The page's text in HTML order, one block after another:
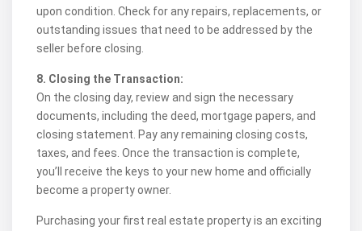
upon condition. Check for any repairs, replacements, or
outstanding issues that need to be addressed by the
seller before closing.
8. Closing the Transaction:
On the closing day, review and sign the necessary
documents, including the deed, mortgage papers, and
closing statement. Pay any remaining closing costs,
taxes, and fees. Once the transaction is complete,
you’ll receive the keys to your new home and officially
become a property owner.
Purchasing your first real estate property is an exciting